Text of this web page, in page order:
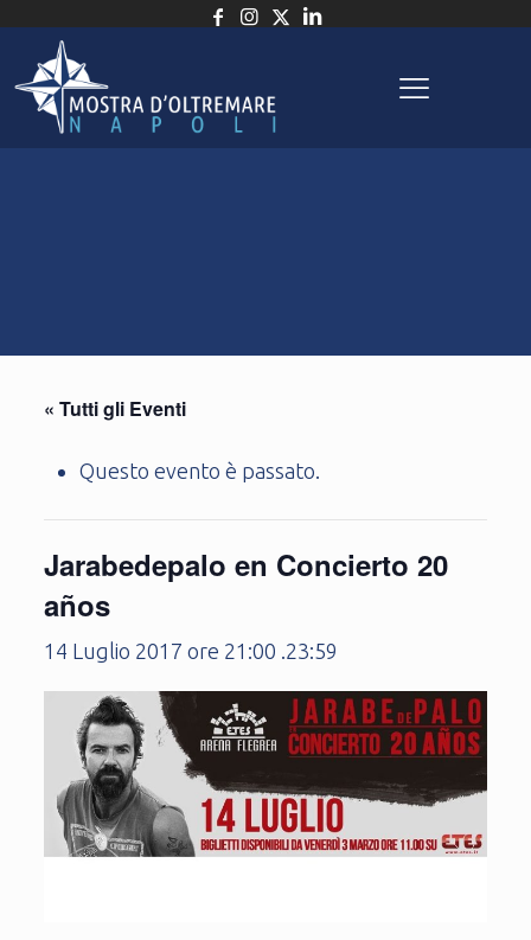
« Tutti gli Eventi
Questo evento è passato.
Jarabedepalo en Concierto 20
años
14 Luglio 2017 ore 21:00 .23:59